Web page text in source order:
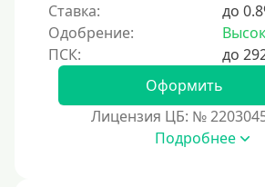
Ставка:
до
Одобрение:
Оформить
Лицензия ЦБ: №
Подробнее